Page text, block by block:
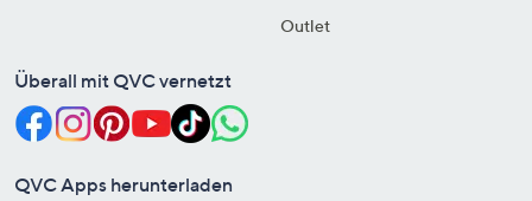
Outlet
Überall mit QVC vernetzt
QVC Apps herunterladen